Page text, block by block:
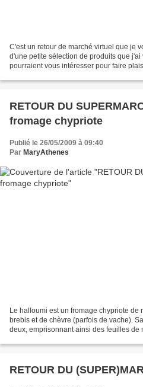
C'est un retour de marché virtuel que je
d'une petite sélection de produits que
pourraient vous intéresser pour faire
RETOUR DU
fromage chypriote
Publié le 26/05/2009 à 09:40
Par MaryAthenes
Le halloumi est un fromage chypriote de
brebis et de chèvre (parfois de vache).
deux, emprisonnant ainsi des feuilles de
RETOUR DU